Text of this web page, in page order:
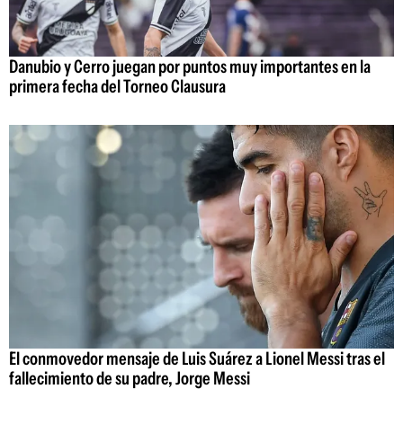
Danubio y Cerro juegan por puntos muy importantes en la
primera fecha del Torneo Clausura
El conmovedor mensaje de Luis Suárez a Lionel Messi tras el
fallecimiento de su padre, Jorge Messi